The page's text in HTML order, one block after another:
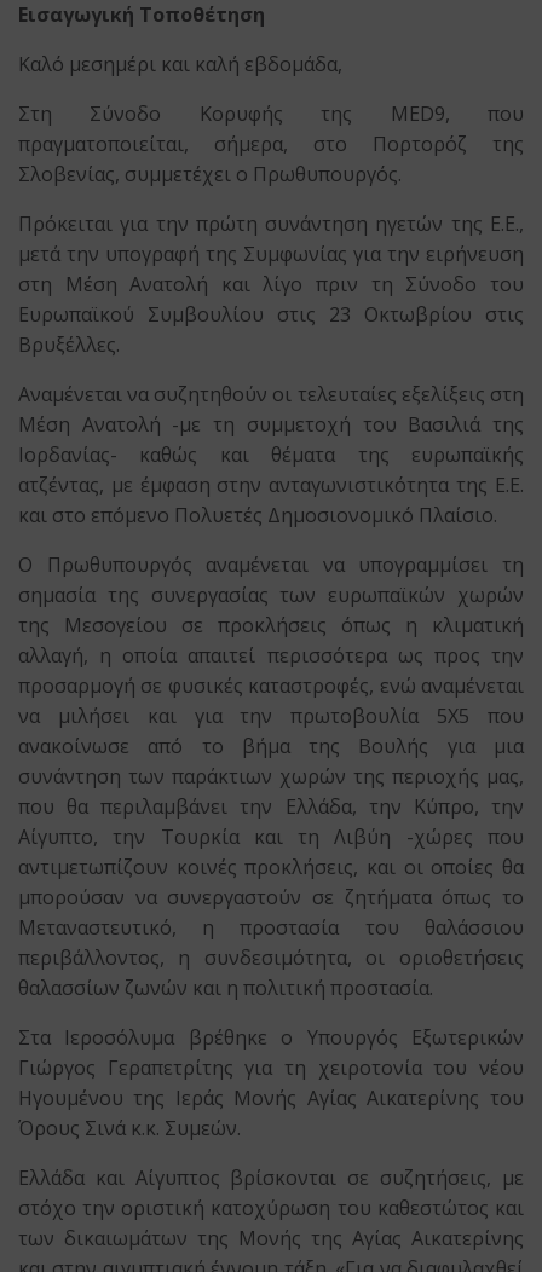
Εισαγωγική Τοποθέτηση
Καλό μεσημέρι και καλή εβδομάδα,
Στη Σύνοδο Κορυφής της MED9, που
πραγματοποιείται, σήμερα, στο Πορτορόζ της
Σλοβενίας, συμμετέχει ο Πρωθυπουργός.
Πρόκειται για την πρώτη συνάντηση ηγετών της Ε.Ε.,
μετά την υπογραφή της Συμφωνίας για την ειρήνευση
στη Μέση Ανατολή και λίγο πριν τη Σύνοδο του
Ευρωπαϊκού Συμβουλίου στις 23 Οκτωβρίου στις
Βρυξέλλες.
Αναμένεται να συζητηθούν οι τελευταίες εξελίξεις στη
Μέση Ανατολή -με τη συμμετοχή του Βασιλιά της
Ιορδανίας- καθώς και θέματα της ευρωπαϊκής
ατζέντας, με έμφαση στην ανταγωνιστικότητα της Ε.Ε.
και στο επόμενο Πολυετές Δημοσιονομικό Πλαίσιο.
Ο Πρωθυπουργός αναμένεται να υπογραμμίσει τη
σημασία της συνεργασίας των ευρωπαϊκών χωρών
της Μεσογείου σε προκλήσεις όπως η κλιματική
αλλαγή, η οποία απαιτεί περισσότερα ως προς την
προσαρμογή σε φυσικές καταστροφές, ενώ αναμένεται
να μιλήσει και για την πρωτοβουλία 5Χ5 που
ανακοίνωσε από το βήμα της Βουλής για μια
συνάντηση των παράκτιων χωρών της περιοχής μας,
που θα περιλαμβάνει την Ελλάδα, την Κύπρο, την
Αίγυπτο, την Τουρκία και τη Λιβύη -χώρες που
αντιμετωπίζουν κοινές προκλήσεις, και οι οποίες θα
μπορούσαν να συνεργαστούν σε ζητήματα όπως το
Μεταναστευτικό, η προστασία του θαλάσσιου
περιβάλλοντος, η συνδεσιμότητα, οι οριοθετήσεις
θαλασσίων ζωνών και η πολιτική προστασία.
Στα Ιεροσόλυμα βρέθηκε ο Υπουργός Εξωτερικών
Γιώργος Γεραπετρίτης για τη χειροτονία του νέου
Ηγουμένου της Ιεράς Μονής Αγίας Αικατερίνης του
Όρους Σινά κ.κ. Συμεών.
Ελλάδα και Αίγυπτος βρίσκονται σε συζητήσεις, με
στόχο την οριστική κατοχύρωση του καθεστώτος και
των δικαιωμάτων της Μονής της Αγίας Αικατερίνης